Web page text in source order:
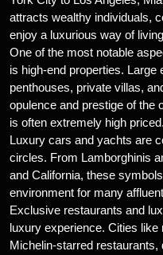
attracts wealthy individuals,
enjoy a luxurious way of
One of the most notable
is high-end properties.
penthouses, private villas,
opulence and prestige of the
is often extremely high priced.
Luxury cars and yachts are
circles. From Lamborghinis
and California, these
environment for many
Exclusive restaurants and
luxury experience. Cities
Michelin-starred